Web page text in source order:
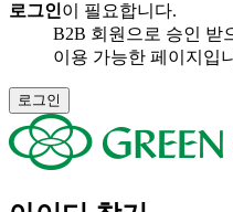
로그인이 필요합니다.
B2B 회원으로 승인 받
이용 가능한 페이지입
로그인